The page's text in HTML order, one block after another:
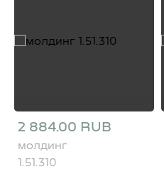
2 884.00 RUB
молдинг
1.51.310